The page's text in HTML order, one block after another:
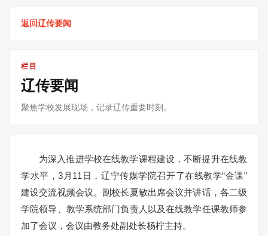
返回辽传要闻
栏目
辽传要闻
聚焦学校发展现场，记录辽传重要时刻。
为深入推进学校在线教学课程建设，不断提升在线教
学水平，3月11日，辽宁传媒学院召开了在线教学“金课”
建设交流视频会议。副校长夏敏出席会议并讲话，各二级
学院领导、教学系统部门负责人以及在线教学任课教师参
加了会议，会议由教务处副处长杨柠主持。